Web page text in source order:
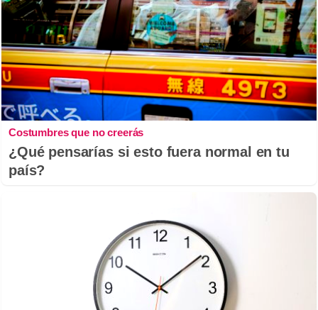
Costumbres que no creerás
¿Qué pensarías si esto fuera normal en tu
país?